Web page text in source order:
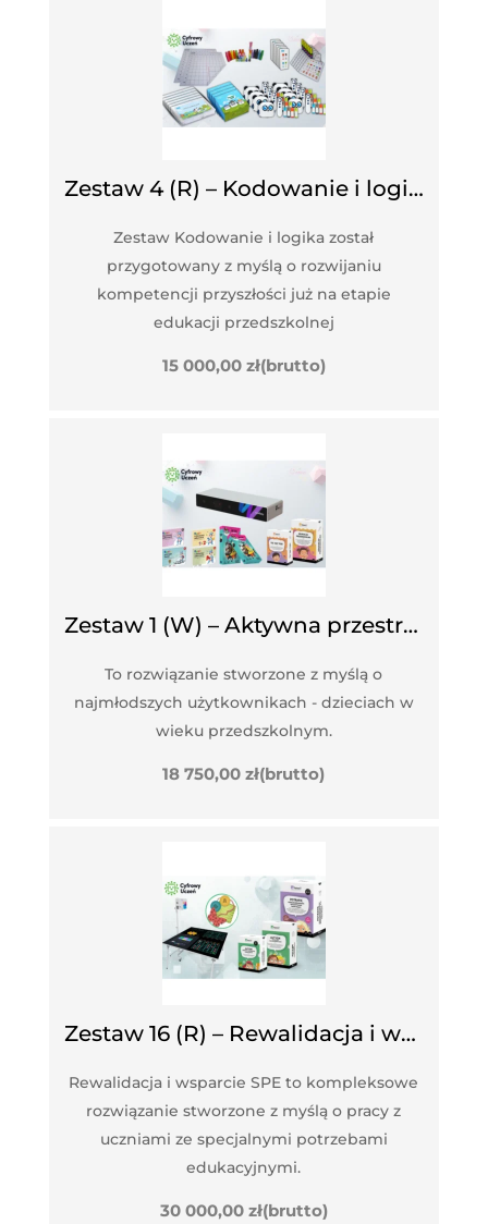
Zestaw 4 (R) – Kodowanie i logika
Zestaw Kodowanie i logika został
przygotowany z myślą o rozwijaniu
kompetencji przyszłości już na etapie
edukacji przedszkolnej
15 000,00 zł(brutto)
Zestaw 1 (W) – Aktywna przestrzeń ruchowa
To rozwiązanie stworzone z myślą o
najmłodszych użytkownikach - dzieciach w
wieku przedszkolnym.
18 750,00zł(brutto)
Zestaw 16 (R) – Rewalidacja i wsparcie SPE
Rewalidacja i wsparcie SPE to kompleksowe
rozwiązanie stworzone z myślą o pracy z
uczniami ze specjalnymi potrzebami
edukacyjnymi.
30 000,00 zł(brutto)